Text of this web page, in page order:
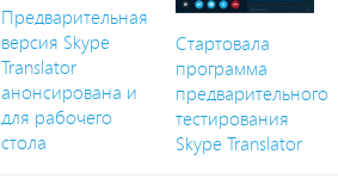
Предварительная
версия Skype
Translator
анонсирована и
для рабочего
стола
Стартовала
программа
предварительного
тестирования
Skype Translator